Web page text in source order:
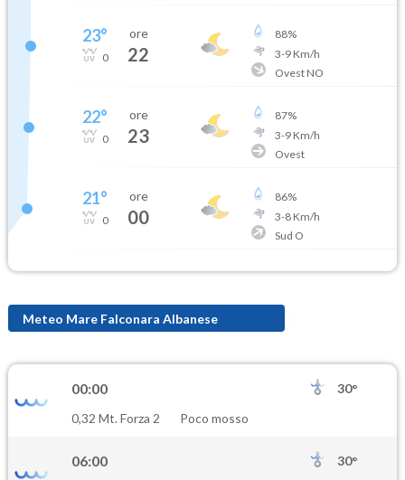
23°
0
ore
22
88%
3-9Km/h
Ovest NO
22°
0
ore
23
87%
3-9Km/h
Ovest
21°
0
ore
00
86%
3-8Km/h
Sud O
Meteo Mare Falconara Albanese
00:00
30°
0,32 Mt. Forza 2
Poco mosso
06:00
30°